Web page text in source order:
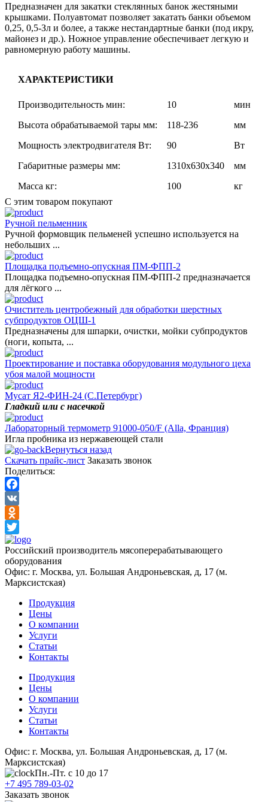
Предназначен для закатки стеклянных банок жестяными
крышками. Полуавтомат позволяет закатать банки объемом
0,25, 0,5-Зл и более, а также нестандартные банки (под икру,
майонез и др.). Ножное управление обеспечивает легкую и
равномерную работу машины.
ХАРАКТЕРИСТИКИ
Производительность мин: 10
мин
Высота обрабатываемой тары мм:
118-236
мм
Мощность электродвигателя Вт:
90
Вт
Габаритные размеры мм:
1310х630х340
мм
Масса кг:
100
кг
С этим товаром покупают
Ручной пельменник
Ручной формовщик пельменей успешно используется на
небольших ...
Площадка подъемно-опускная ПМ-ФПП-2
Площадка подъемно-опускная ПМ-ФПП-2 предназначается
для лёгкого ...
Очиститель центробежный для обработки шерстных
субпродуктов ОЦШ-1
Предназначены для шпарки, очистки, мойки субпродуктов
(ноги, копыта, ...
Проектирование и поставка оборудования модульного цеха
убоя малой мощности
Мусат Я2-ФИН-24 (С.Петербург)
Гладкий или с насечкой
Лабораторный термометр 91000-050/F (Alla, Франция)
Игла пробника из нержавеющей стали
Вернуться назад
Скачать прайс-лист Заказать звонок
Поделиться:
Facebook
VK
Odnoklassniki
Twitter
Российский производитель мясоперерабатывающего
оборудования
Офис: г. Москва, ул. Большая Андроньевская, д, 17 (м.
Марксистская)
Продукция
Цены
О компании
Услуги
Статьи
Контакты
Продукция
Цены
О компании
Услуги
Статьи
Контакты
Офис: г. Москва, ул. Большая Андроньевская, д, 17 (м.
Марксистская)
Пн.-Пт. с 10 до 17
+7 495 789-03-02
Заказать звонок